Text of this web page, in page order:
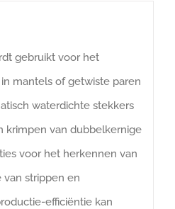
gebruikt voor het
mantels of getwiste paren
waterdichte stekkers
krimpen van dubbelkernige
voor het herkennen van
strippen en
efficiëntie kan